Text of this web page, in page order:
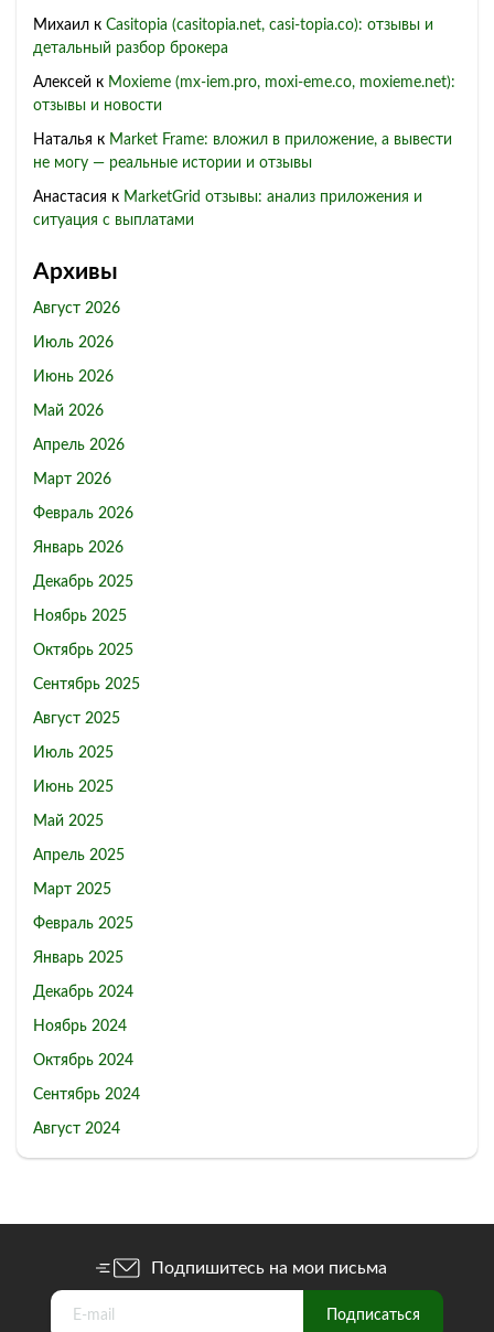
Михаил к Casitopia (casitopia.net, casi-topia.co): отзывы и
детальный разбор брокера
Алексей к Moxieme (mx-iem.pro, moxi-eme.co, moxieme.net):
отзывы и новости
Наталья к Market Frame: вложил в приложение, а вывести
не могу — реальные истории и отзывы
Анастасия к MarketGrid отзывы: анализ приложения и
ситуация с выплатами
Архивы
Август 2026
Июль 2026
Июнь 2026
Май 2026
Апрель 2026
Март 2026
Февраль 2026
Январь 2026
Декабрь 2025
Ноябрь 2025
Октябрь 2025
Сентябрь 2025
Август 2025
Июль 2025
Июнь 2025
Май 2025
Апрель 2025
Март 2025
Февраль 2025
Январь 2025
Декабрь 2024
Ноябрь 2024
Октябрь 2024
Сентябрь 2024
Август 2024
Подпишитесь на мои письма